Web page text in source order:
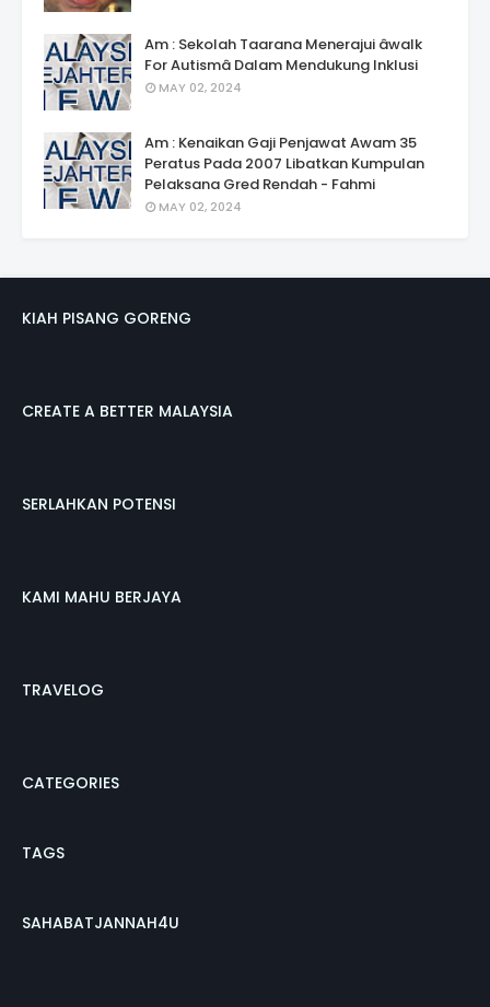
Am : Sekolah Taarana Menerajui âwalk
For Autismâ Dalam Mendukung Inklusi
MAY 02, 2024
Am : Kenaikan Gaji Penjawat Awam 35
Peratus Pada 2007 Libatkan Kumpulan
Pelaksana Gred Rendah - Fahmi
MAY 02, 2024
KIAH PISANG GORENG
CREATE A BETTER MALAYSIA
SERLAHKAN POTENSI
KAMI MAHU BERJAYA
TRAVELOG
CATEGORIES
TAGS
SAHABATJANNAH4U